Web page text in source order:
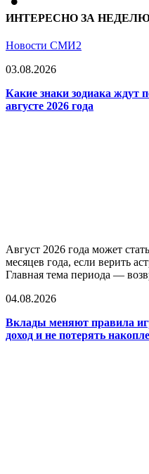
ИНТЕРЕСНО ЗА
Новости СМИ2
03.08.2026
Какие знаки зодиака ждут
августе 2026 года
Август 2026 года может
месяцев года, если верить
Главная тема периода —
04.08.2026
Вклады меняют правила
доход и не потерять